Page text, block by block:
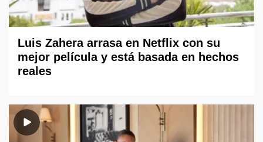
Luis Zahera arrasa en Netflix con su
mejor película y está basada en hechos
reales